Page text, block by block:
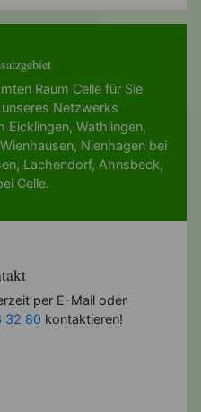
Raum Celle für Sie
Netzwerks
Eicklingen, Wathlingen,
Wienhausen, Nienhagen bei
, Lachendorf, Ahnsbeck,
Celle.
per E-Mail oder
32 80 kontaktieren!